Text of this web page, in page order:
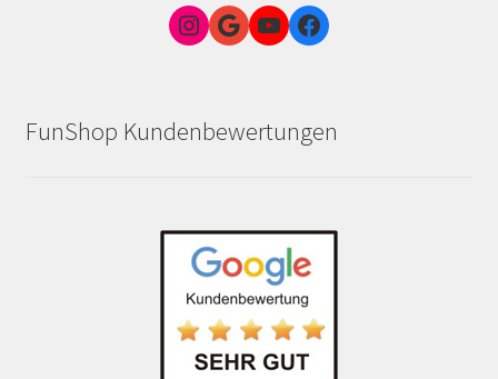
Instagram
Google Link zum FunShop WienYouTubeFacebook
FunShop Kundenbewertungen